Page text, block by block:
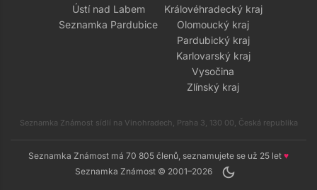
Ústí nad Labem
Seznamka Pardubice
Královéhradecký kraj
Olomoucký kraj
Pardubický kraj
Karlovarský kraj
Vysočina
Zlínský kraj
Seznamka Známost sídlí na Vinohradech, Praha 3, 130 00, Česká republika
Seznamka Známost má 70 805 členů, seznamujete se už 25 let ♥
Seznamka Známost © 2001–2026
dark_mode